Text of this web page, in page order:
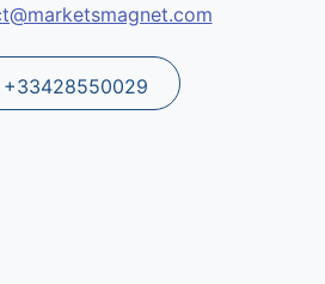
+33428550029